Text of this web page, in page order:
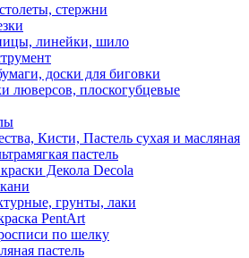
стержни
линейки, шило
доски для биговки
люверсов, плоскогубцевые
Кисти, Пастель сухая и масляная
пастель
Декола Decola
грунты, лаки
PentArt
по шелку
пастель